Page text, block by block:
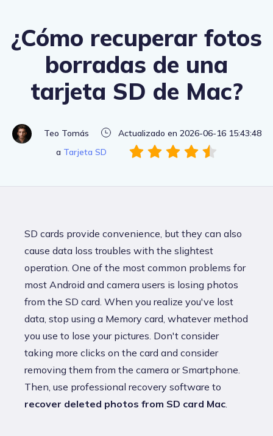
¿Cómo recuperar fotos
borradas de una
tarjeta SD de Mac?
Teo Tomás
Actualizado en 2026-06-16 15:43:48
a Tarjeta SD
SD cards provide convenience, but they can also
cause data loss troubles with the slightest
operation. One of the most common problems for
most Android and camera users is losing photos
from the SD card. When you realize you've lost
data, stop using a Memory card, whatever method
you use to lose your pictures. Don't consider
taking more clicks on the card and consider
removing them from the camera or Smartphone.
Then, use professional recovery software to
recover deleted photos from SD card Mac.